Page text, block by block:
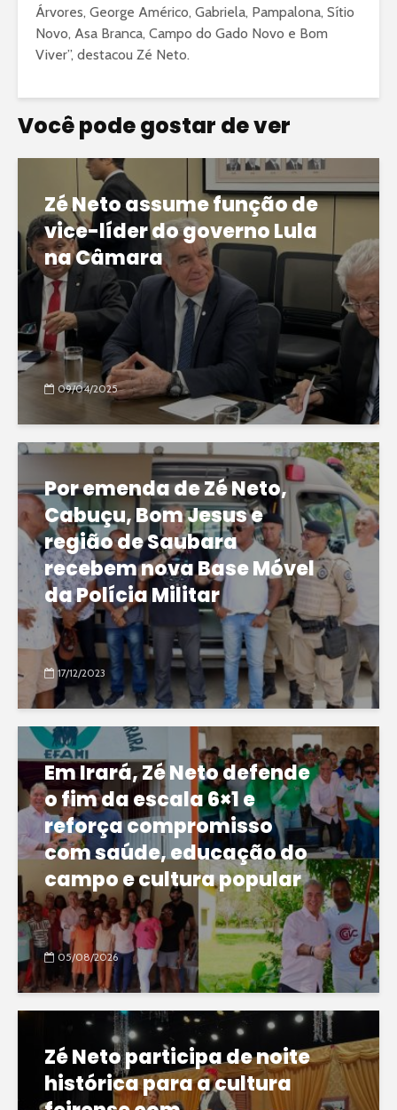
Árvores, George Américo, Gabriela, Pampalona, Sítio
Novo, Asa Branca, Campo do Gado Novo e Bom
Viver”, destacou Zé Neto.
Você pode gostar de ver
Zé Neto assume função de
vice-líder do governo Lula
na Câmara
09/04/2025
Por emenda de Zé Neto,
Cabuçu, Bom Jesus e
região de Saubara
recebem nova Base Móvel
da Polícia Militar
17/12/2023
Em Irará, Zé Neto defende
o fim da escala 6×1 e
reforça compromisso
com saúde, educação do
campo e cultura popular
05/08/2026
Zé Neto participa de noite
histórica para a cultura